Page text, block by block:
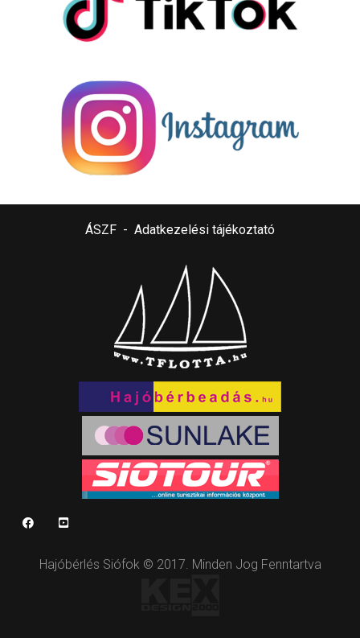
ÁSZF - Adatkezelési tájékoztató
Hajóbérlés Siófok © 2017. Minden Jog Fenntartva